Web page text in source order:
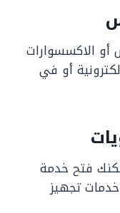
الاكسسوارات
أو في
فتح خدمة
تجهيز